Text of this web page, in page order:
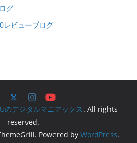
グ
レビューブログ
のデジタルマニアックス. All rights
reserved.
Powered by WordPress.